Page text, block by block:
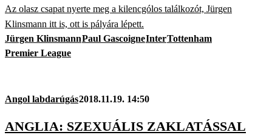
Az olasz csapat nyerte meg a kilencgólos találkozót, Jürgen
Klinsmann itt is, ott is pályára lépett.
Jürgen KlinsmannPaul GascoigneInterTottenham
Premier League
Angol labdarúgás2018.11.19. 14:50
ANGLIA: SZEXUÁLIS ZAKLATÁSSAL